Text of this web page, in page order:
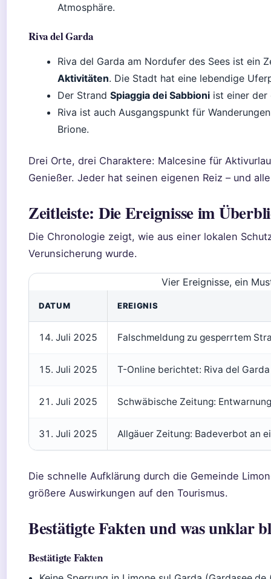
Atmosphäre.
Riva del Garda
Riva del Garda am Nordufer des Sees ist ein
Aktivitäten. Die Stadt hat eine lebendige
Der Strand Spiaggia dei Sabbioni ist einer der
Riva ist auch Ausgangspunkt für
Brione.
Drei Orte, drei Charaktere: Malcesine für
Genießer. Jeder hat seinen eigenen Reiz – und
Zeitleiste: Die Ereignisse im
Die Chronologie zeigt, wie aus einer lokalen
Verunsicherung wurde.
Vier Ereignisse, ein
DATUM EREIGNIS
14. Juli 2025 Falschmeldung zu gesperrtem
15. Juli 2025 T-Online berichtet: Riva del
21. Juli 2025 Schwäbische Zeitung:
31. Juli 2025 Allgäuer Zeitung: Badeverbot an
Die schnelle Aufklärung durch die Gemeinde
größere Auswirkungen auf den Tourismus.
Bestätigte Fakten und was unklar
Bestätigte Fakten